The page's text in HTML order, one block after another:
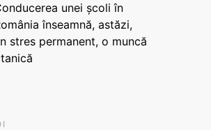
unei școli în
înseamnă, astăzi,
stres permanent, o muncă